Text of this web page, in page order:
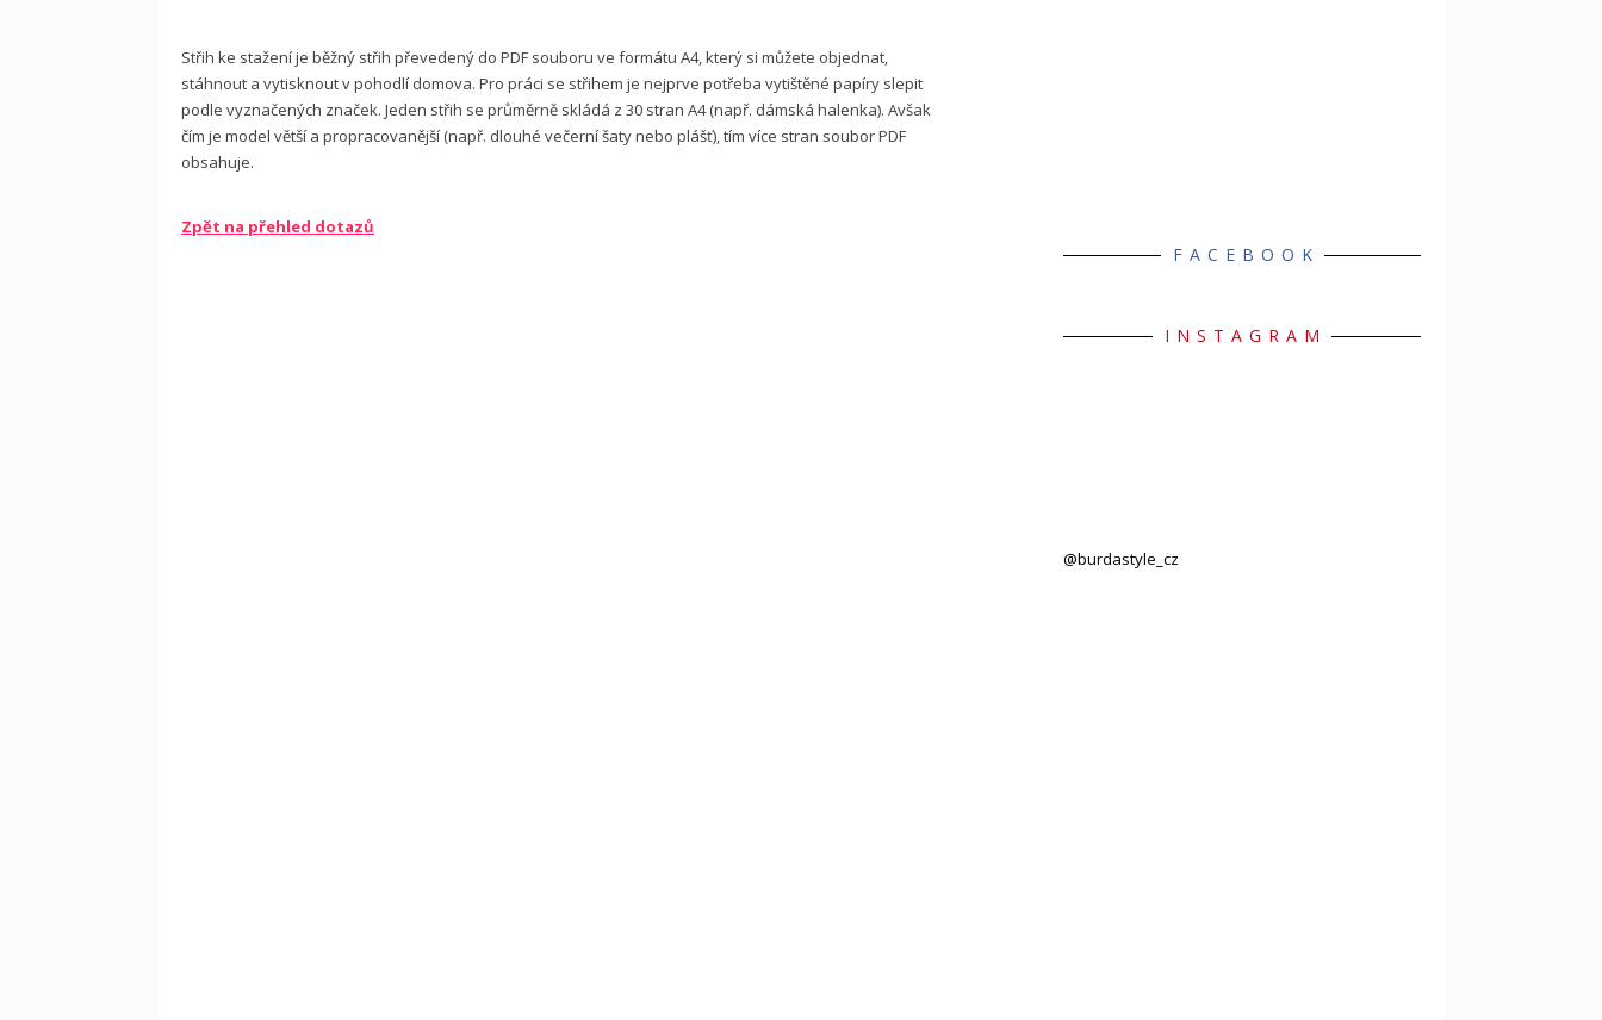
Střih ke stažení je běžný střih převedený do PDF souboru ve formátu A4, který si můžete objednat,
stáhnout a vytisknout v pohodlí domova. Pro práci se střihem je nejprve potřeba vytištěné papíry slepit
podle vyznačených značek. Jeden střih se průměrně skládá z 30 stran A4 (např. dámská halenka). Avšak
čím je model větší a propracovanější (např. dlouhé večerní šaty nebo plášť), tím více stran soubor PDF
obsahuje.
Zpět na přehled dotazů
FACEBOOK
INSTAGRAM
@burdastyle_cz